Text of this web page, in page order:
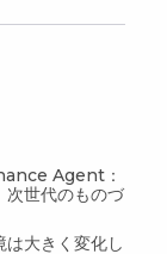
Agent：
次世代のものづ
大きく変化し